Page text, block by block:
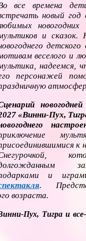
все времена
новый год
новогодних
и
веселого и
надеемся,
персонажей
«Винни-Пух,
к
и
.
возраста.
Пух, Тигра и